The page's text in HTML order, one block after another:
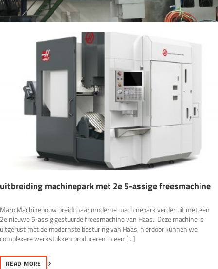
uitbreiding machinepark met 2e 5-assige freesmachine
Maro Machinebouw breidt haar moderne machinepark verder uit met een
2e nieuwe 5-assig gestuurde freesmachine van Haas. Deze machine is
uitgerust met de modernste besturing van Haas, hierdoor kunnen we
complexere werkstukken produceren in een [...]
READ MORE